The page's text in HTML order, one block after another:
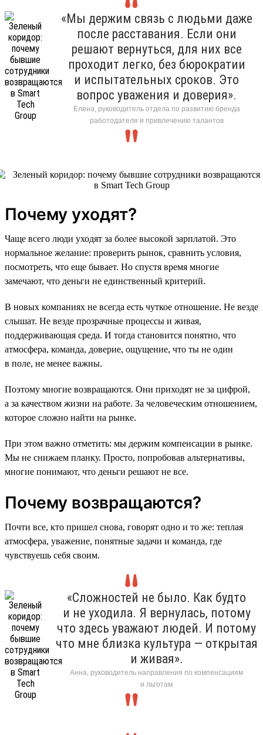
«Мы держим связь с людьми даже
после расставания. Если они
решают вернуться, для них все
проходит легко, без бюрократии
и испытательных сроков. Это
вопрос уважения и доверия».
Елена, руководитель отдела по развитию бренда
работодателя и привлечению талантов
Почему уходят?
Чаще всего люди уходят за более высокой зарплатой. Это
нормальное желание: проверить рынок, сравнить условия,
посмотреть, что еще бывает. Но спустя время многие
замечают, что деньги не единственный критерий.
В новых компаниях не всегда есть чуткое отношение. Не везде
слышат. Не везде прозрачные процессы и живая,
поддерживающая среда. И тогда становится понятно, что
атмосфера, команда, доверие, ощущение, что ты не один
в поле, не менее важны.
Поэтому многие возвращаются. Они приходят не за цифрой,
а за качеством жизни на работе. За человеческим отношением,
которое сложно найти на рынке.
При этом важно отметить: мы держим компенсации в рынке.
Мы не снижаем планку. Просто, попробовав альтернативы,
многие понимают, что деньги решают не все.
Почему возвращаются?
Почти все, кто пришел снова, говорят одно и то же: теплая
атмосфера, уважение, понятные задачи и команда, где
чувствуешь себя своим.
«Сложностей не было. Как будто
и не уходила. Я вернулась, потому
что здесь уважают людей. И потому
что мне близка культура — открытая
и живая».
Анна, руководитель направления по компенсациям
и льготам